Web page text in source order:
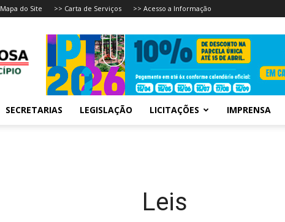
Mapa do Site >> Carta de Serviços >> Acesso a Informação
SECRETARIAS LEGISLAÇÃO LICITAÇÕES IMPRENSA
Leis